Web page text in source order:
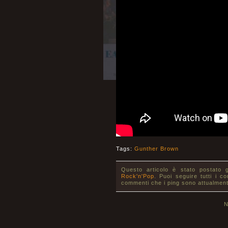
Tags: Gunther Brown
Questo articolo è stato postato
Rock'n'Pop . Puoi seguire tutti i
commenti che i ping sono